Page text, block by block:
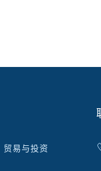
贸易与投资